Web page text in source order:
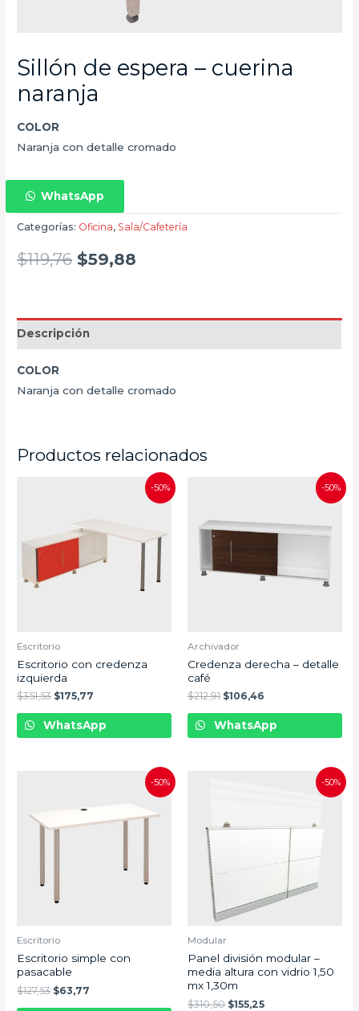
Sillón de espera – cuerina
naranja
COLOR
Naranja con detalle cromado
WhatsApp
Categorías: Oficina, Sala/Cafetería
$119,76 $59,88
Descripción
COLOR
Naranja con detalle cromado
Productos relacionados
-50%
Escritorio
Escritorio con credenza
izquierda
$351,53 $175,77
WhatsApp
-50%
Archivador
Credenza derecha – detalle
café
$212,91 $106,46
WhatsApp
-50%
Escritorio
Escritorio simple con
pasacable
$127,53 $63,77
-50%
Modular
Panel división modular –
media altura con vidrio 1,50
mx 1,30m
$310,50 $155,25